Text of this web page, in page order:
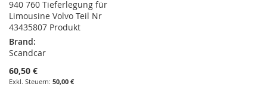
940 760 Tieferlegung für
Limousine Volvo Teil Nr
43435807 Produkt
Brand:
Scandcar
60,50 €
50,00 €